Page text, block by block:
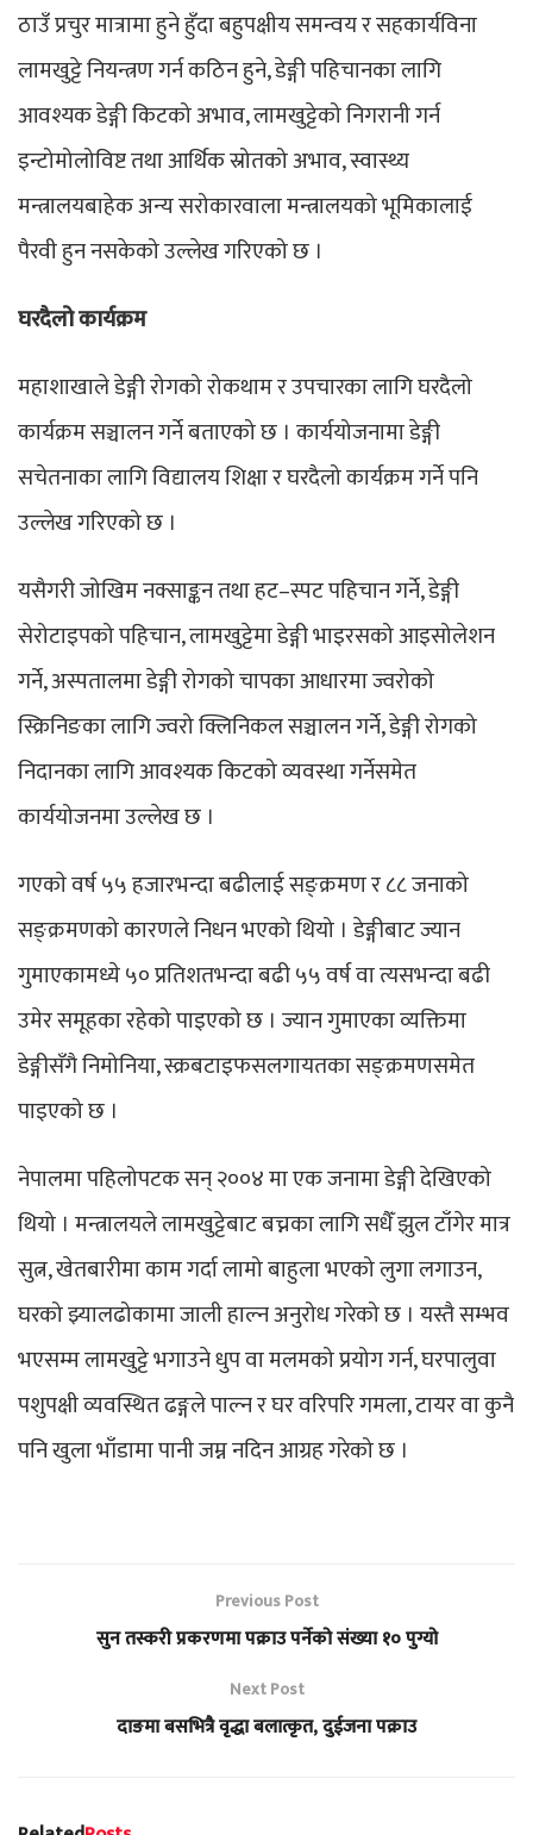
ठाउँ प्रचुर मात्रामा हुने हुँदा बहुपक्षीय समन्वय र सहकार्यविना
लामखुट्टे नियन्त्रण गर्न कठिन हुने, डेङ्गी पहिचानका लागि
आवश्यक डेङ्गी किटको अभाव, लामखुट्टेको निगरानी गर्न
इन्टोमोलोविष्ट तथा आर्थिक स्रोतको अभाव, स्वास्थ्य
मन्त्रालयबाहेक अन्य सरोकारवाला मन्त्रालयको भूमिकालाई
पैरवी हुन नसकेको उल्लेख गरिएको छ ।
घरदैलो कार्यक्रम
महाशाखाले डेङ्गी रोगको रोकथाम र उपचारका लागि घरदैलो
कार्यक्रम सञ्चालन गर्ने बताएको छ । कार्ययोजनामा डेङ्गी
सचेतनाका लागि विद्यालय शिक्षा र घरदैलो कार्यक्रम गर्ने पनि
उल्लेख गरिएको छ ।
यसैगरी जोखिम नक्साङ्कन तथा हट–स्पट पहिचान गर्ने, डेङ्गी
सेरोटाइपको पहिचान, लामखुट्टेमा डेङ्गी भाइरसको आइसोलेशन
गर्ने, अस्पतालमा डेङ्गी रोगको चापका आधारमा ज्वरोको
स्क्रिनिङका लागि ज्वरो क्लिनिकल सञ्चालन गर्ने, डेङ्गी रोगको
निदानका लागि आवश्यक किटको व्यवस्था गर्नेसमेत
कार्ययोजनमा उल्लेख छ ।
गएकाे वर्ष ५५ हजारभन्दा बढीलाई सङ्क्रमण र ८८ जनाको
सङ्क्रमणको कारणले निधन भएको थियो । डेङ्गीबाट ज्यान
गुमाएकामध्ये ५० प्रतिशतभन्दा बढी ५५ वर्ष वा त्यसभन्दा बढी
उमेर समूहका रहेको पाइएको छ । ज्यान गुमाएका व्यक्तिमा
डेङ्गीसँगै निमोनिया, स्क्रबटाइफसलगायतका सङ्क्रमणसमेत
पाइएको छ ।
नेपालमा पहिलोपटक सन् २००४ मा एक जनामा डेङ्गी देखिएको
थियो । मन्त्रालयले लामखुट्टेबाट बच्नका लागि सधैँ झुल टाँगेर मात्र
सुत्न, खेतबारीमा काम गर्दा लामो बाहुला भएको लुगा लगाउन,
घरको झ्यालढोकामा जाली हाल्न अनुरोध गरेको छ । यस्तै सम्भव
भएसम्म लामखुट्टे भगाउने धुप वा मलमको प्रयोग गर्न, घरपालुवा
पशुपक्षी व्यवस्थित ढङ्गले पाल्न र घर वरिपरि गमला, टायर वा कुनै
पनि खुला भाँडामा पानी जम्न नदिन आग्रह गरेको छ ।
Previous Post
सुन तस्करी प्रकरणमा पक्राउ पर्नेको संख्या १० पुग्यो
Next Post
दाङमा बसभित्रै वृद्धा बलात्कृत, दुईजना पक्राउ